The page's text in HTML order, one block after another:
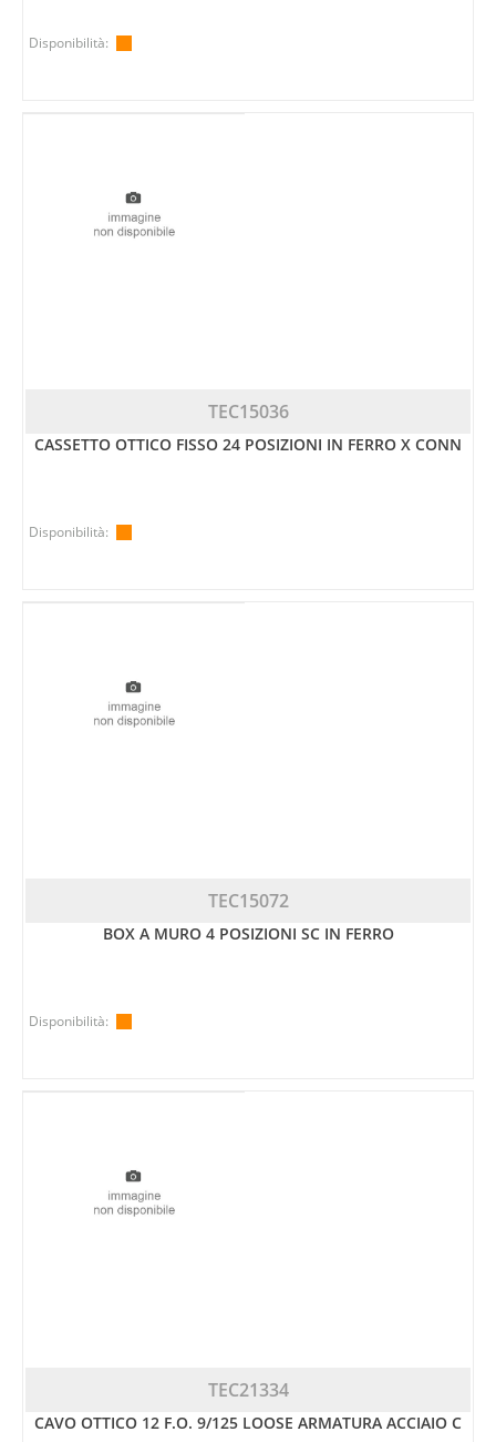
Disponibilità:
TEC15036
CASSETTO OTTICO FISSO 24 POSIZIONI IN FERRO X CONN
Disponibilità:
TEC15072
BOX A MURO 4 POSIZIONI SC IN FERRO
Disponibilità:
TEC21334
CAVO OTTICO 12 F.O. 9/125 LOOSE ARMATURA ACCIAIO C